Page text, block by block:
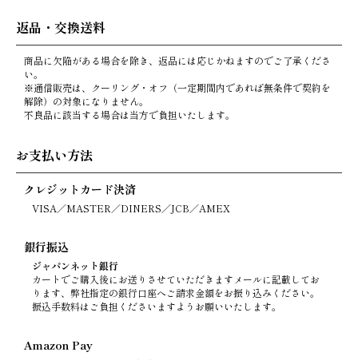
返品・交換送料
商品に欠陥がある場合を除き、返品には応じかねますのでご了承くださ
い。
※通信販売は、クーリング・オフ（一定期間内であれば無条件で契約を
解除）の対象になりません。
不良品に該当する場合は当方で負担いたします。
お支払い方法
クレジットカード決済
VISA／MASTER／DINERS／JCB／AMEX
銀行振込
ジャパンネット銀行
カートでご購入後にお送りさせていただきますメールに記載してお
ります、弊社指定の銀行口座へご請求金額をお振り込みください。
振込手数料はご負担くださいますようお願いいたします。
Amazon Pay